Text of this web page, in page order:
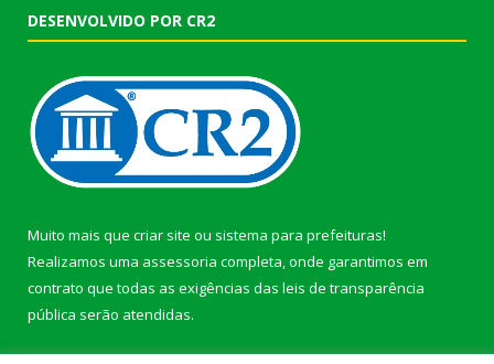
DESENVOLVIDO POR CR2
Muito mais que criar site ou sistema para prefeituras!
Realizamos uma assessoria completa, onde garantimos em
contrato que todas as exigências das leis de transparência
pública serão atendidas.